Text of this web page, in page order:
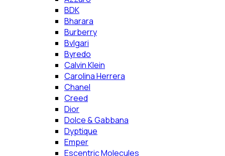
BDK
Bharara
Burberry
Bvlgari
Byredo
Calvin Klein
Carolina Herrera
Chanel
Creed
Dior
Dolce & Gabbana
Dyptique
Emper
Escentric Molecules